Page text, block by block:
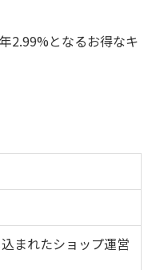
2.99%となるお得なキ
まれたショップ運営